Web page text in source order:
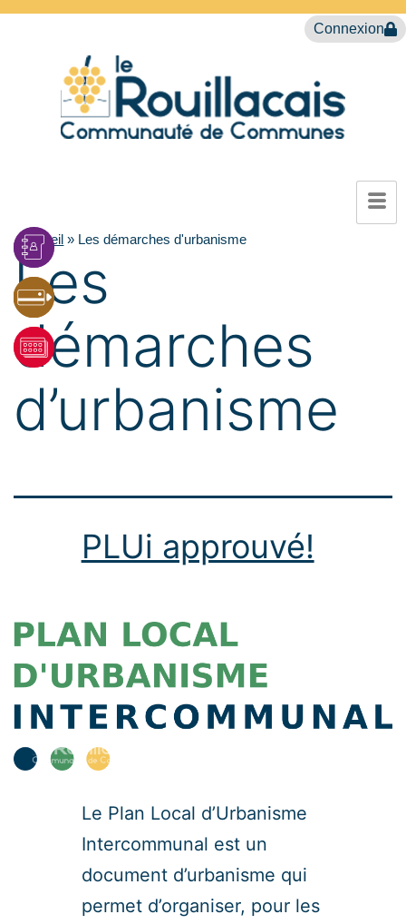
Connexion
Accueil » Les démarches d'urbanisme
Les
démarches
d’urbanisme
PLUi approuvé!
Le Plan Local d’Urbanisme
Intercommunal est un
document d’urbanisme qui
permet d’organiser, pour les